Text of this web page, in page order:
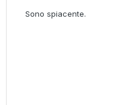
Sono spiacente.